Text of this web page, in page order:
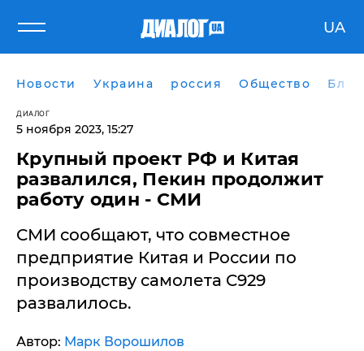
UA
Новости Украина россия Общество
ДИАЛОГ
5 ноября 2023, 15:27
Крупный проект РФ и Китая
развалился, Пекин продолжит
работу один - СМИ
СМИ сообщают, что совместное
предприятие Китая и России по
производству самолета C929
развалилось.
Автор: Марк Ворошилов